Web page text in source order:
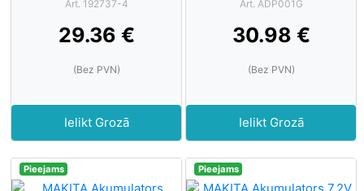
Art. 192737-4
29.36 €
(Bez PVN)
Ielikt Grozā
Art. ADP001G
30.98 €
(Bez PVN)
Ielikt Grozā
Pieejams Pieejams